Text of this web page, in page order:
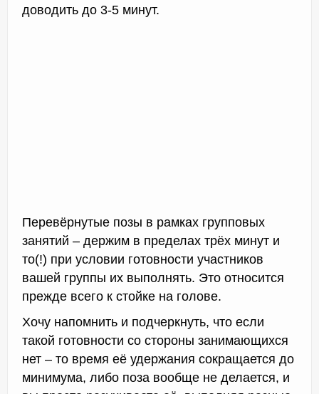
доводить до 3-5 минут.
Перевёрнутые позы в рамках групповых
занятий – держим в пределах трёх минут и
то(!) при условии готовности участников
вашей группы их выполнять. Это относится
прежде всего к стойке на голове.
Хочу напомнить и подчеркнуть, что если
такой готовности со стороны занимающихся
нет – то время её удержания сокращается до
минимума, либо поза вообще не делается, и